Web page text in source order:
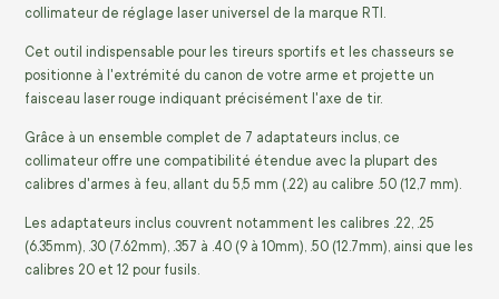
collimateur de réglage laser universel de la marque RTI.
Cet outil indispensable pour les tireurs sportifs et les chasseurs se
positionne à l'extrémité du canon de votre arme et projette un
faisceau laser rouge indiquant précisément l'axe de tir.
Grâce à un ensemble complet de 7 adaptateurs inclus, ce
collimateur offre une compatibilité étendue avec la plupart des
calibres d'armes à feu, allant du 5,5 mm (.22) au calibre .50 (12,7 mm).
Les adaptateurs inclus couvrent notamment les calibres .22, .25
(6.35mm), .30 (7.62mm), .357 à .40 (9 à 10mm), .50 (12.7mm), ainsi que les
calibres 20 et 12 pour fusils.